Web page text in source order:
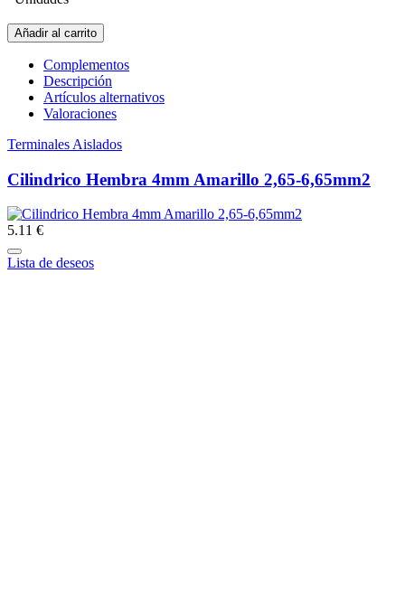
Añadir al carrito
Complementos
Descripción
Artículos alternativos
Valoraciones
Terminales Aislados
Cilindrico Hembra 4mm Amarillo 2,65-6,65mm2
5.11 €
Lista de deseos